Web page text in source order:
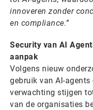
innoveren zonder
en compliance.”
Security van AI
aanpak
Volgens nieuw
gebruik van AI-
verwachting stijgen
van de organisaties